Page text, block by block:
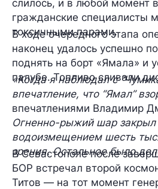
слилось, и в любой момент
гражданские специалисты
токсичными парами.
В ходе очередного этапа
наконец удалось успешно
поднять на борт «Ямала» и
палубе. Топливо сливали
«Когда я наблюдал с
впечатление, что “Ямал”
впечатлениями Владимир
Огненно-рыжий шар закрыл
водоизмещением шесть
зрения. Остальное было
В Севастополе после
БОР встречал второй
Титов — на тот момент